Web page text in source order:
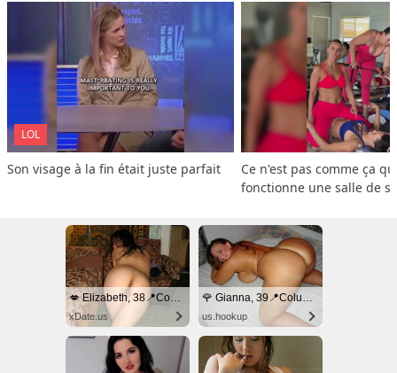
LOL
Son visage à la fin était juste parfait
Ce n'est pas comme ça
fonctionne une salle de